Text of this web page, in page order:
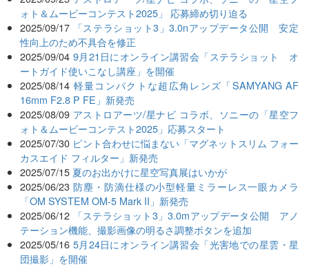
ォト＆ムービーコンテスト2025」 応募締め切り迫る
2025/09/17
「ステラショット3」3.0nアップデータ公開 安定
性向上のため不具合を修正
2025/09/04 9月21日にオンライン講習会「ステラショット オ
ートガイド使いこなし講座」を開催
2025/08/14 軽量コンパクトな超広角レンズ「SAMYANG AF
16mm F2.8 P FE」新発売
2025/08/09 アストロアーツ/星ナビ コラボ、ソニーの「星空フ
ォト＆ムービーコンテスト2025」応募スタート
2025/07/30 ピント合わせに悩まない「マグネットスリム フォー
カスエイド フィルター」新発売
2025/07/15 夏のお出かけに星空写真展はいかが
2025/06/23 防塵・防滴仕様の小型軽量ミラーレス一眼カメラ
「OM SYSTEM OM-5 Mark II」新発売
2025/06/12
「ステラショット3」3.0mアップデータ公開 アノ
テーション機能、撮影画像の明るさ調整ボタンを追加
2025/05/16 5月24日にオンライン講習会「光害地での星雲・星
団撮影」を開催